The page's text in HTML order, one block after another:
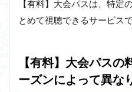
【有料】大会パスは、特定
とめて視聴できるサービスで
【有料】大会パス
ーズンによって異な